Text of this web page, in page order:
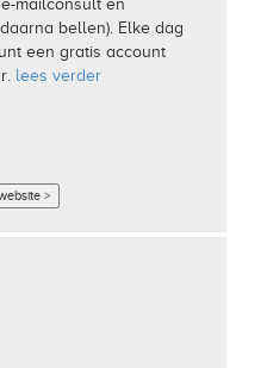
mailconsult en
bellen). Elke dag
een gratis account
lees verder
>